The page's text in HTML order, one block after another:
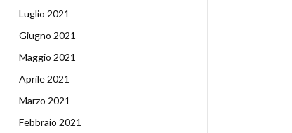
Luglio 2021
Giugno 2021
Maggio 2021
Aprile 2021
Marzo 2021
Febbraio 2021